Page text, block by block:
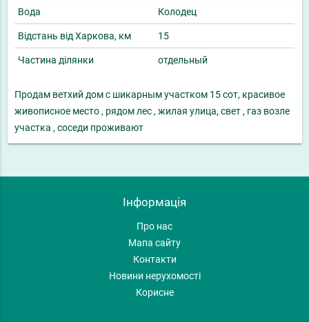
Вода Колодец
Відстань від Харкова, км 15
Частина ділянки отдельный
Продам ветхий дом с шикарным участком 15 сот, красивое
живописное место , рядом лес , жилая улица, свет , газ возле
участка , соседи проживают
Інформація
Про нас
Мапа сайту
Контакти
Новини нерухомості
Корисне